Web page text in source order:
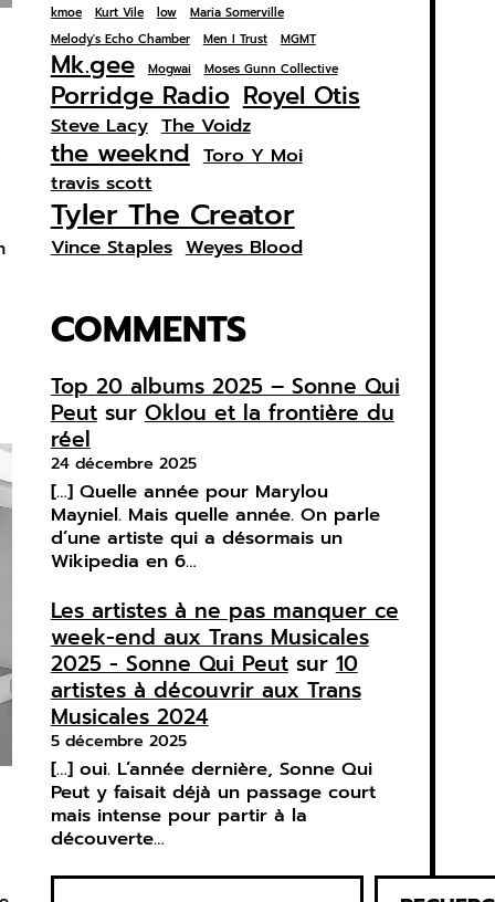
kmoe Kurt Vile low
Maria Somerville
Melody's Echo Chamber
Men I Trust MGMT
Mk.gee Mogwai Moses Gunn Collective
Porridge Radio Royel Otis
Steve Lacy The Voidz
the weeknd Toro Y Moi
travis scott
Tyler The Creator
Vince Staples Weyes Blood
COMMENTS
Top 20 albums 2025 – Sonne Qui
PeutsurOklou et la frontière du
réel
24 décembre 2025
[…] Quelle année pour Marylou
Mayniel. Mais quelle année. On parle
d’une artiste qui a désormais un
Wikipedia en 6…
Les artistes à ne pas manquer ce
week-end aux Trans Musicales
2025 - Sonne Qui Peutsur10
artistes à découvrir aux Trans
Musicales 2024
5 décembre 2025
[…] oui. L’année dernière, Sonne Qui
Peut y faisait déjà un passage court
mais intense pour partir à la
découverte…
R